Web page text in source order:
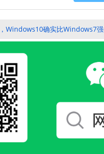
Windows10确实比Windows7强